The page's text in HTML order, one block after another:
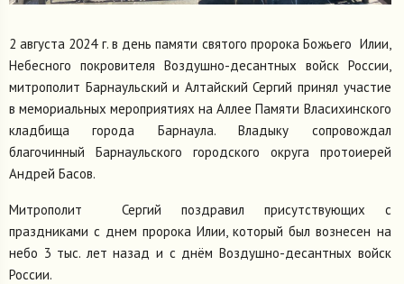
2 августа 2024 г. в день памяти святого пророка Божьего Илии,
Небесного покровителя Воздушно-десантных войск России,
митрополит Барнаульский и Алтайский Сергий принял участие
в мемориальных мероприятиях на Аллее Памяти Власихинского
кладбища города Барнаула. Владыку сопровождал
благочинный Барнаульского городского округа протоиерей
Андрей Басов.
Митрополит Сергий поздравил присутствующих с
праздниками с днем пророка Илии, который был вознесен на
небо 3 тыс. лет назад и с днём Воздушно-десантных войск
России.